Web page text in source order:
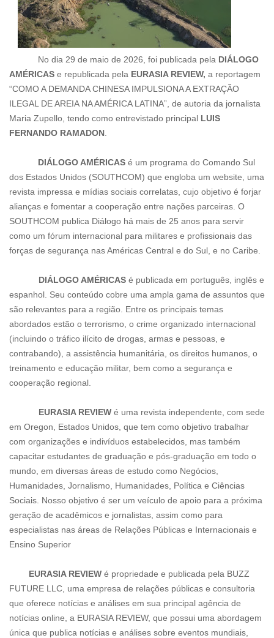
No dia 29 de maio de 2026, foi publicada pela DIÁLOGO
AMÉRICAS e republicada pela EURASIA REVIEW, a reportagem
“COMO A DEMANDA CHINESA IMPULSIONA A EXTRAÇÃO
ILEGAL DE AREIA NA AMÉRICA LATINA”, de autoria da jornalista
Maria Zupello, tendo como entrevistado principal LUIS
FERNANDO RAMADON
DIÁLOGO AMÉRICAS é um programa do Comando Sul
dos Estados Unidos (SOUTHCOM) que engloba um website, uma
revista impressa e mídias sociais correlatas, cujo objetivo é forjar
alianças e fomentar a cooperação entre nações parceiras. O
SOUTHCOM publica Diálogo há mais de 25 anos para servir
como um fórum internacional para militares e profissionais das
forças de segurança nas Américas Central e do Sul, e no Caribe.
DIÁLOGO AMÉRICAS é publicada em português, inglês e
espanhol. Seu conteúdo cobre uma ampla gama de assuntos que
são relevantes para a região. Entre os principais temas
abordados estão o terrorismo, o crime organizado internacional
(incluindo o tráfico ilícito de drogas, armas e pessoas, e
contrabando), a assistência humanitária, os direitos humanos, o
treinamento e educação militar, bem como a segurança e
cooperação regional.
EURASIA REVIEW é uma revista independente, com sede
em Oregon, Estados Unidos, que tem como objetivo trabalhar
com organizações e indivíduos estabelecidos, mas também
capacitar estudantes de graduação e pós-graduação em todo o
mundo, em diversas áreas de estudo como Negócios,
Humanidades, Jornalismo, Humanidades, Política e Ciências
Sociais. Nosso objetivo é ser um veículo de apoio para a próxima
geração de acadêmicos e jornalistas, assim como para
especialistas nas áreas de Relações Públicas e Internacionais e
Ensino Superior
EURASIA REVIEW é propriedade e publicada pela BUZZ
FUTURE LLC, uma empresa de relações públicas e consultoria
que oferece notícias e análises em sua principal agência de
notícias online, a EURASIA REVIEW, que possui uma abordagem
única que publica notícias e análises sobre eventos mundiais,